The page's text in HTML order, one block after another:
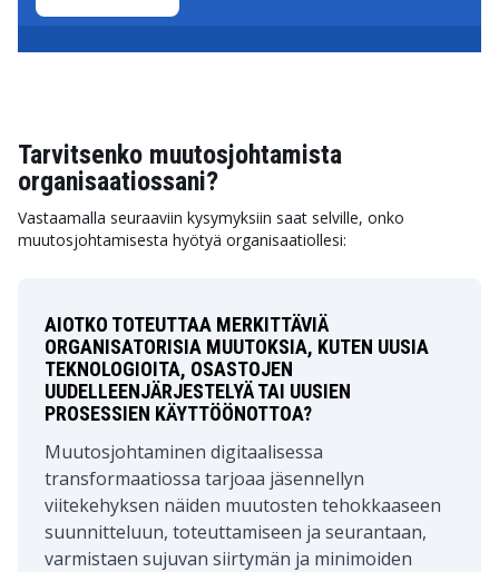
Tarvitsenko muutosjohtamista
organisaatiossani?
Vastaamalla seuraaviin kysymyksiin saat selville, onko
muutosjohtamisesta hyötyä organisaatiollesi:
AIOTKO TOTEUTTAA MERKITTÄVIÄ
ORGANISATORISIA MUUTOKSIA, KUTEN UUSIA
TEKNOLOGIOITA, OSASTOJEN
UUDELLEENJÄRJESTELYÄ TAI UUSIEN
PROSESSIEN KÄYTTÖÖNOTTOA?
Muutosjohtaminen digitaalisessa
transformaatiossa tarjoaa jäsennellyn
viitekehyksen näiden muutosten tehokkaaseen
suunnitteluun, toteuttamiseen ja seurantaan,
varmistaen sujuvan siirtymän ja minimoiden